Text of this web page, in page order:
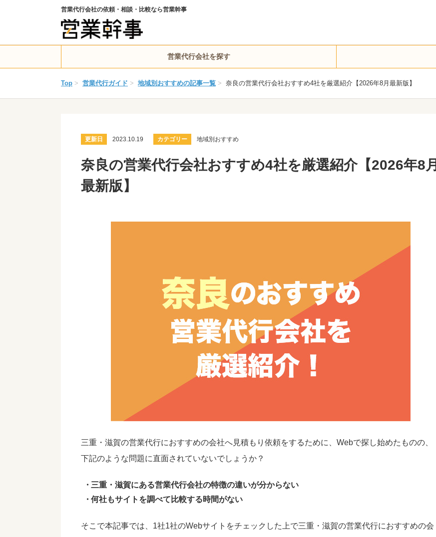
営業代行会社の依頼・相談・比較なら営業幹事
営業代行会社を探す
Top > 営業代行ガイド > 地域別おすすめの記事一覧 > 奈良の営業代行会社おすすめ4社を厳選紹介【2026年8月最新版】
更新日 2023.10.19 カテゴリー 地域別おすすめ
奈良の営業代行会社おすすめ4社を厳選紹介【2026年8月
最新版】
三重・滋賀の営業代行におすすめの会社へ見積もり依頼をするために、Webで探し始めたものの、
下記のような問題に直面されていないでしょうか？
三重・滋賀にある営業代行会社の特徴の違いが分からない
何社もサイトを調べて比較する時間がない
そこで本記事では、1社1社のWebサイトをチェックした上で三重・滋賀の営業代行におすすめの会